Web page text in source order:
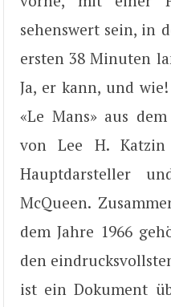
sehenswert sein, in
ersten 38 Minuten
Ja, er kann, und
«Le Mans» aus
von Lee H.
Hauptdarsteller
McQueen.
dem Jahre 1966
den
ist ein Dokument